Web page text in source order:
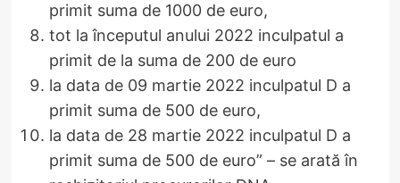
primit suma de 1000 de euro,
tot la începutul anului 2022 inculpatul a
primit de la suma de 200 de euro
la data de 09 martie 2022 inculpatul D a
primit suma de 500 de euro,
la data de 28 martie 2022 inculpatul D a
primit suma de 500 de euro” – se arată în